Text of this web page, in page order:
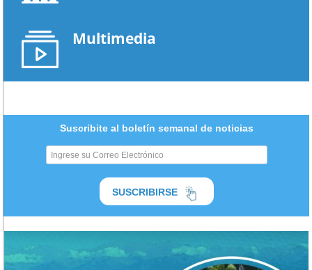
Multimedia
Suscribite al boletín semanal de noticias
SUSCRIBIRSE